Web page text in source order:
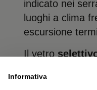
indicato nei
luoghi a clima
escursione
Il vetro
radiazioni
Informativa